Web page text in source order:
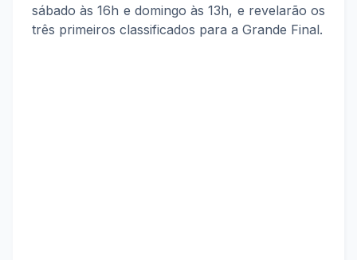
sábado às 16h e domingo às 13h, e revelarão os
três primeiros classificados para a Grande Final.